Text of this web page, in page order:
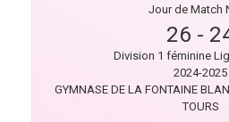
Jour de Match
26 -
Division 1 féminine
2024-2025
GYMNASE DE LA FONTAINE
TOURS